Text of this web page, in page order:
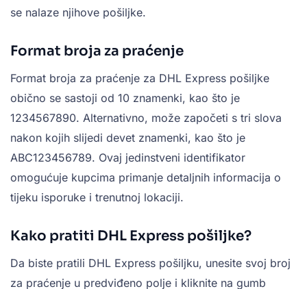
se nalaze njihove pošiljke.
Format broja za praćenje
Format broja za praćenje za DHL Express pošiljke
obično se sastoji od 10 znamenki, kao što je
1234567890. Alternativno, može započeti s tri slova
nakon kojih slijedi devet znamenki, kao što je
ABC123456789. Ovaj jedinstveni identifikator
omogućuje kupcima primanje detaljnih informacija o
tijeku isporuke i trenutnoj lokaciji.
Kako pratiti DHL Express pošiljke?
Da biste pratili DHL Express pošiljku, unesite svoj broj
za praćenje u predviđeno polje i kliknite na gumb